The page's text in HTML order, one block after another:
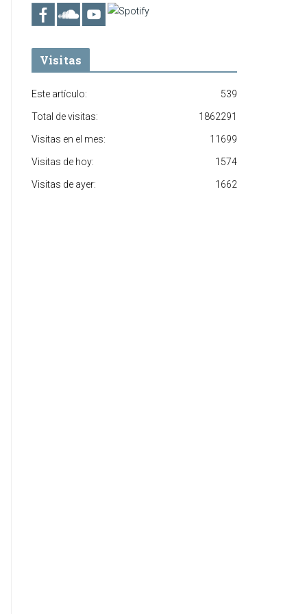
Visitas
539
Este artículo:
1862291
Total de visitas:
11699
Visitas en el mes:
1574
Visitas de hoy:
1662
Visitas de ayer: